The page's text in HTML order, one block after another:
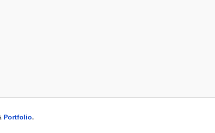
Portfolio.